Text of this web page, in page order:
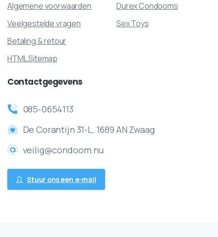
Algemene voorwaarden
Veelgestelde vragen
Betaling & retour
HTML Sitemap
Durex Condooms
Sex Toys
Contactgegevens
085-0654113
De Corantijn 31-L, 1689 AN Zwaag
veilig@condoom.nu
Stuur ons een e-mail